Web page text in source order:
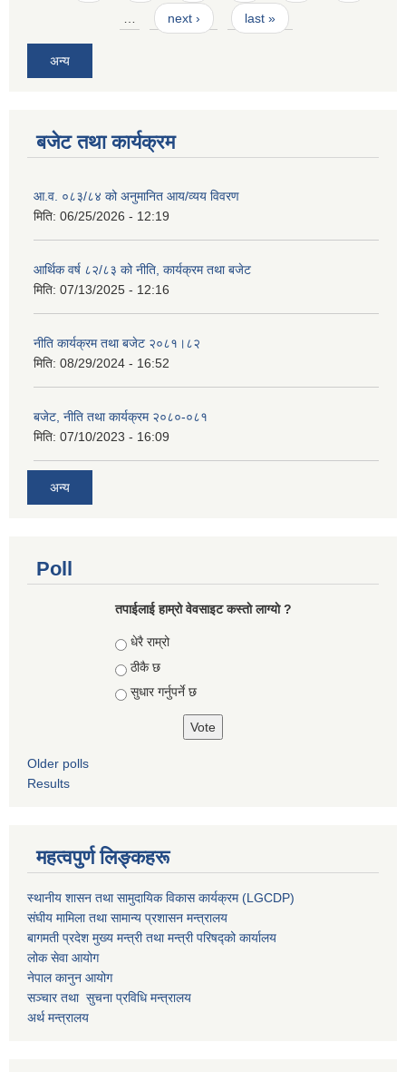
… next › last »
अन्य
बजेट तथा कार्यक्रम
आ.व. ०८३/८४ को अनुमानित आय/व्यय विवरण
मिति: 06/25/2026 - 12:19
आर्थिक वर्ष ८२/८३ को नीति, कार्यक्रम तथा बजेट
मिति: 07/13/2025 - 12:16
नीति कार्यक्रम तथा बजेट २०८१।८२
मिति: 08/29/2024 - 16:52
बजेट, नीति तथा कार्यक्रम २०८०-०८१
मिति: 07/10/2023 - 16:09
अन्य
Poll
तपाईलाई हाम्रो वेवसाइट कस्ताे लाग्याे ?
Choices
धेरै राम्रो
ठीकै छ
सुधार गर्नुपर्ने छ
Older polls
Results
महत्वपुर्ण लिङ्कहरू
स्थानीय शासन तथा सामुदायिक विकास कार्यक्रम (LGCDP)
संघीय मामिला तथा सामान्य प्रशासन मन्त्रालय
बागमती प्रदेश मुख्य मन्त्री तथा मन्त्री परिषद्को कार्यालय
लोक सेवा आयोग
नेपाल कानुन आयोग
सञ्चार तथा सुचना प्रविधि मन्त्रालय
अर्थ मन्त्रालय